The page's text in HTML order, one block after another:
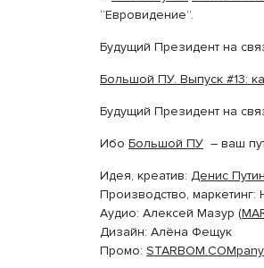
“Евровидение”.
Будущий Президент на
Большой ПУ. Выпуск #13:
Будущий Президент на
Ибо Большой ПУ – ваш
Идея, креатив: Денис
Производство,
Аудио: Алексей Мазур (
Дизайн: Алёна Фещук
Промо: STARBOM.COMpany